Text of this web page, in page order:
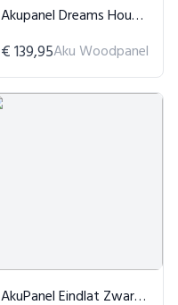
Akupanel Dreams Hout - 300cmx60cm
€ 139,95Aku Woodpanel
AkuPanel Eindlat Zwart Eiken